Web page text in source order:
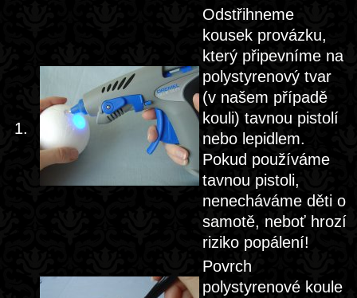
1.
Odstřihneme
kousek provázku,
který připevníme na
polystyrenový tvar
(v našem případě
kouli) tavnou pistolí
nebo lepidlem.
Pokud používáme
tavnou pistoli,
nenecháváme děti o
samotě, neboť hrozí
riziko popálení!
Povrch
polystyrenové koule